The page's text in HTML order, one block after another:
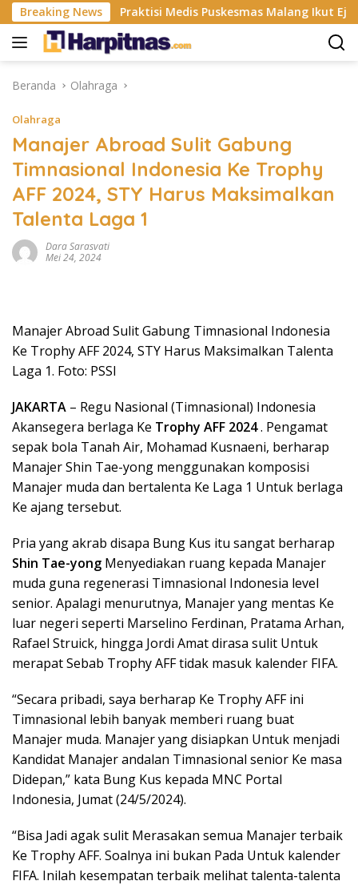
Langsung
ke
konten
Breaking News
ISP Praktisi Medis Puskesmas Malang Ikut Ejek
Beranda Olahraga
Olahraga
Manajer Abroad Sulit Gabung
Timnasional Indonesia Ke Trophy
AFF 2024, STY Harus Maksimalkan
Talenta Laga 1
Dara Sarasvati
Mei 24, 2024
Manajer Abroad Sulit Gabung Timnasional Indonesia
Ke Trophy AFF 2024, STY Harus Maksimalkan Talenta
Laga 1. Foto: PSSI
JAKARTA – Regu Nasional (Timnasional) Indonesia
Akansegera berlaga Ke Trophy AFF 2024. Pengamat
sepak bola Tanah Air, Mohamad Kusnaeni, berharap
Manajer Shin Tae-yong menggunakan komposisi
Manajer muda dan bertalenta Ke Laga 1 Untuk berlaga
Ke ajang tersebut.
Pria yang akrab disapa Bung Kus itu sangat berharap
Shin Tae-yong Menyediakan ruang kepada Manajer
muda guna regenerasi Timnasional Indonesia level
senior. Apalagi menurutnya, Manajer yang mentas Ke
luar negeri seperti Marselino Ferdinan, Pratama Arhan,
Rafael Struick, hingga Jordi Amat dirasa sulit Untuk
merapat Sebab Trophy AFF tidak masuk kalender FIFA.
“Secara pribadi, saya berharap Ke Trophy AFF ini
Timnasional lebih banyak memberi ruang buat
Manajer muda. Manajer yang disiapkan Untuk menjadi
Kandidat Manajer andalan Timnasional senior Ke masa
Didepan,” kata Bung Kus kepada MNC Portal
Indonesia, Jumat (24/5/2024).
“Bisa Jadi agak sulit Merasakan semua Manajer terbaik
Ke Trophy AFF. Soalnya ini bukan Pada Untuk kalender
FIFA. Inilah kesempatan terbaik melihat talenta-talenta